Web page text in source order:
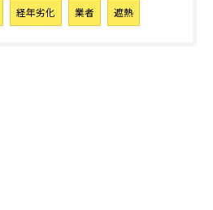
経年劣化 業者 遮熱